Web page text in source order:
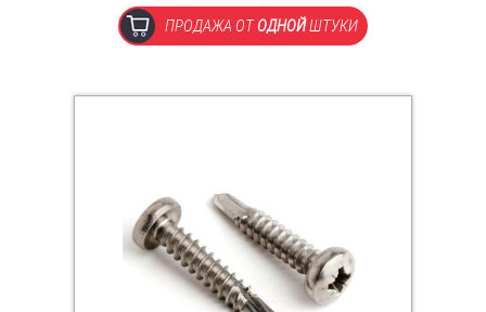
Дюймовый крепёж
Заклепки (Гайки-Заклепки)
Крюки, кольца с метрической резьбой
Крюки, кольца с шурупной резьбой
ПРОДАЖА ОТОДНОЙШТУКИ